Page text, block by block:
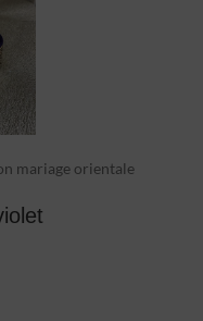
mariage orientale